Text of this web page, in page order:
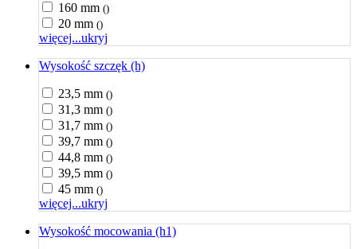
160 mm ()
20 mm ()
więcej...ukryj
Wysokość szczęk (h)
23,5 mm ()
31,3 mm ()
31,7 mm ()
39,7 mm ()
44,8 mm ()
39,5 mm ()
45 mm ()
więcej...ukryj
Wysokość mocowania (h1)